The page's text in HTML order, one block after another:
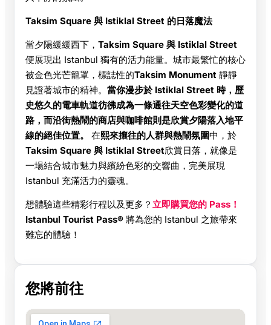
Taksim Square 與 Istiklal Street 的日落魔法
當夕陽緩緩西下， Taksim Square 與 Istiklal Street
便展現出 Istanbul 獨有的活力能量。城市最繁忙的核心
被金色光芒籠罩，標誌性的Taksim Monument 靜靜
見證著城市的精神。 當你漫步於 Istiklal Street 時，歷
史悠久的電車軌道彷彿成為一條通往天空色彩變化的道
路，而沿街熱鬧的商店與咖啡館則是欣賞夕陽落入地平
線的絕佳位置。
在熙來攘往的人群與熱鬧氛圍中，於
Taksim Square 與 Istiklal Street欣賞日落，就像是
一場結合城市魅力與繽紛色彩的交響曲，完美展現
Istanbul 充滿活力的靈魂。
想體驗這些精彩行程以及更多？ 立即購買您的 Pass！
Istanbul Tourist Pass® 將為您的 Istanbul 之旅帶來
難忘的體驗！
您將前往